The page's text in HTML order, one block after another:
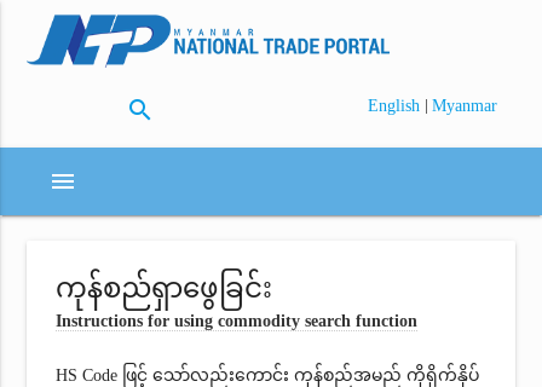
search English | Myanmar
menu
ကုန်စည်ရှာဖွေခြင်း
Instructions for using commodity search function
HS Code ဖြင့် သော်လည်းကောင်း ကုန်စည်အမည် ကိုရိုက်နှိပ်